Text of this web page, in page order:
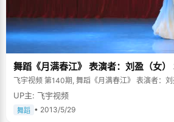
舞蹈《月满春江》 表演者：刘盈（女
飞宇视频 第140期, 舞蹈《月满春江》 表演者：
UP主: 飞宇视频
舞蹈 • 2013/5/29